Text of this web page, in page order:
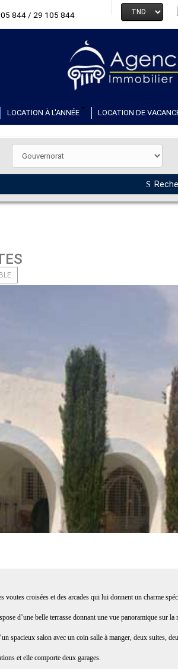
844 / 29 105 844
LOCATION À L'ANNÉE LOCATION DE
voutes croisées et des arcades qui lui donnent un charme
d’une belle terrasse donnant une vue panoramique sur
spacieux salon avec un coin salle à manger, deux suites,
et elle comporte deux garages.